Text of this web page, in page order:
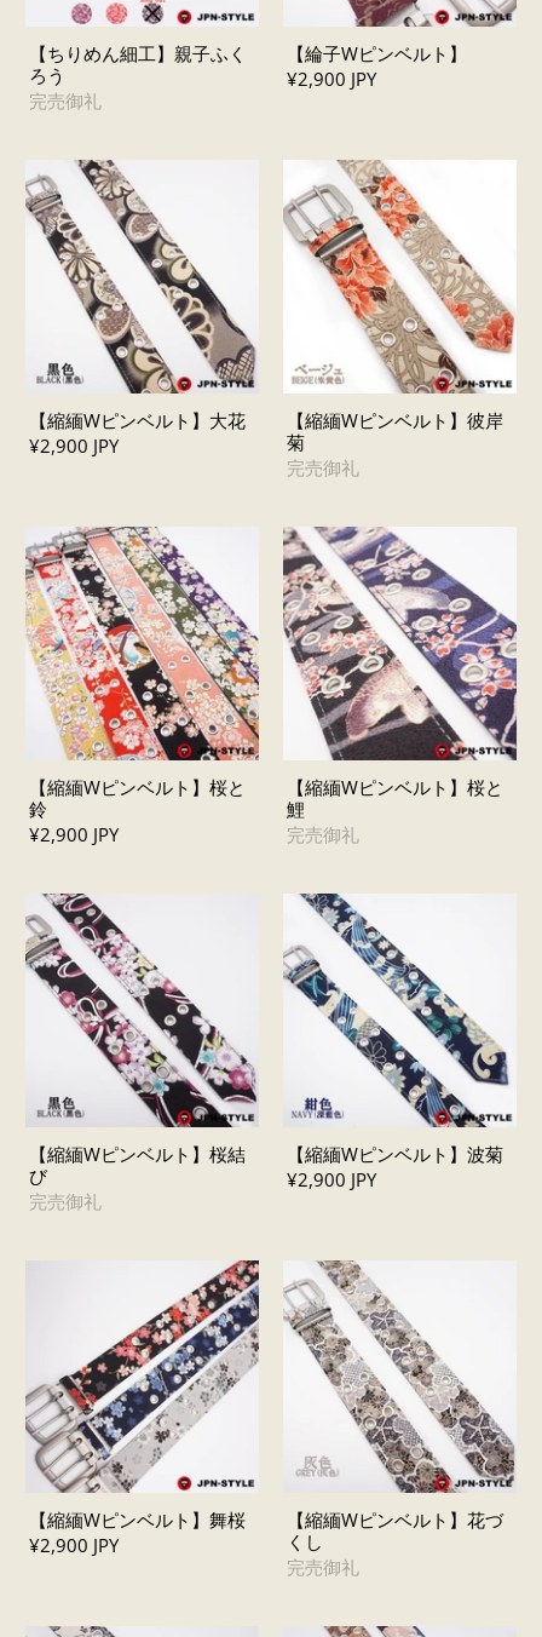
【ちりめん細工】親子ふく
ろう
完売御礼
【綸子Wピンベルト】
¥2,900 JPY
【縮緬Wピンベルト】大花
¥2,900 JPY
【縮緬Wピンベルト】彼岸
菊
完売御礼
【縮緬Wピンベルト】桜と
鈴
¥2,900 JPY
【縮緬Wピンベルト】桜と
鯉
完売御礼
【縮緬Wピンベルト】桜結
び
完売御礼
【縮緬Wピンベルト】波菊
¥2,900 JPY
【縮緬Wピンベルト】舞桜
¥2,900 JPY
【縮緬Wピンベルト】花づ
くし
完売御礼